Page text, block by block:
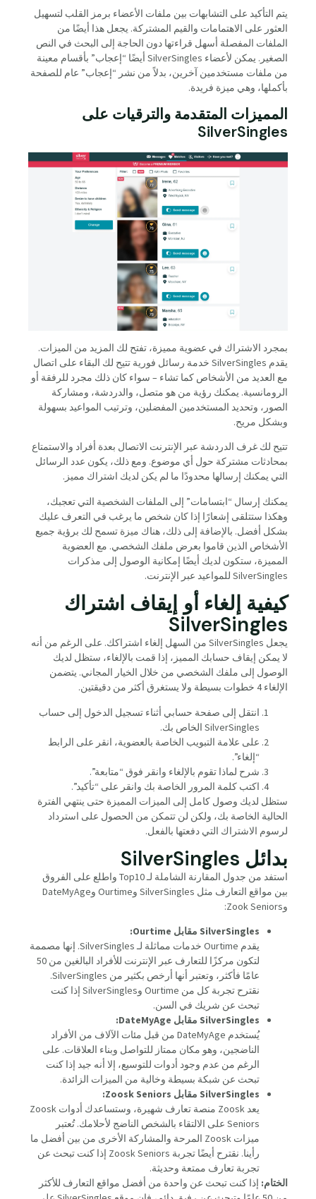
يتم التأكيد على التشابهات بين ملفات الأعضاء برمز القلب لتسهيل
العثور على الاهتمامات والقيم المشتركة. يجعل هذا أيضًا من
الملفات المفصلة أسهل قراءتها دون الحاجة إلى البحث في النص
الصغير. يمكن لأعضاء SilverSingles أيضًا “إعجاب” بأقسام معينة
من ملفات مستخدمين آخرين، بدلاً من نشر “إعجاب” عام للصفحة
بأكملها، وهي ميزة فريدة.
المميزات المتقدمة والترقيات على
SilverSingles
بمجرد الاشتراك في عضوية مميزة، تفتح لك المزيد من الميزات.
يقدم SilverSingles خدمة رسائل فورية تتيح لك البقاء على اتصال
مع العديد من الأشخاص كما تشاء – سواء كان ذلك مجرد للرفقة أو
الرومانسية. يمكنك رؤية من هو متصل، والدردشة، ومشاركة
الصور، وتحديد المستخدمين المفضلين، وترتيب المواعيد بسهولة
وبشكل مريح.
تتيح لك غرف الدردشة عبر الإنترنت الاتصال بعدة أفراد والاستمتاع
بمحادثات مشتركة حول أي موضوع. ومع ذلك، يكون عدد الرسائل
التي يمكنك إرسالها محدودًا ما لم يكن لديك اشتراك مميز.
يمكنك إرسال “ابتسامات” إلى الملفات الشخصية التي تعجبك،
وهكذا ستتلقى إشعارًا إذا كان شخص ما يرغب في التعرف عليك
بشكل أفضل. بالإضافة إلى ذلك، هناك ميزة تسمح لك برؤية جميع
الأشخاص الذين قاموا بعرض ملفك الشخصي. مع العضوية
المميزة، ستكون لديك أيضًا إمكانية الوصول إلى مذكرات
SilverSingles للمواعيد عبر الإنترنت.
كيفية إلغاء أو إيقاف اشتراك
SilverSingles
يجعل SilverSingles من السهل إلغاء اشتراكك. على الرغم من أنه
لا يمكن إيقاف حسابك المميز، إذا قمت بالإلغاء، ستظل لديك
الوصول إلى ملفك الشخصي من خلال الخيار المجاني. يتضمن
الإلغاء 4 خطوات بسيطة ولا يستغرق أكثر من دقيقتين.
انتقل إلى صفحة حسابي أثناء تسجيل الدخول إلى حساب
SilverSingles الخاص بك.
على علامة التبويب الخاصة بالعضوية، انقر على الرابط
“إلغاء”.
شرح لماذا تقوم بالإلغاء وانقر فوق “متابعة”.
اكتب كلمة المرور الخاصة بك وانقر على “تأكيد”.
ستظل لديك وصول كامل إلى الميزات المميزة حتى ينتهي الفترة
الحالية الخاصة بك، ولكن لن تتمكن من الحصول على استرداد
لرسوم الاشتراك التي دفعتها بالفعل.
بدائل SilverSingles
استفد من جدول المقارنة الشاملة لـ Top10 واطلع على الفروق
بين مواقع التعارف مثل SilverSingles وOurtime وDateMyAge
وZook Seniors:
SilverSingles مقابل Ourtime:
يقدم Ourtime خدمات مماثلة لـ SilverSingles. إنها مصممة
لتكون مركزًا للتعارف عبر الإنترنت للأفراد البالغين من 50
عامًا فأكثر، وتعتبر أنها أرخص بكثير من SilverSingles.
نقترح تجربة كل من Ourtime وSilverSingles إذا كنت
تبحث عن شريك في السن.
SilverSingles مقابل DateMyAge:
يُستخدم DateMyAge من قبل مئات الآلاف من الأفراد
الناضجين، وهو مكان ممتاز للتواصل وبناء العلاقات. على
الرغم من عدم وجود أدوات للتوسيع، إلا أنه جيد إذا كنت
تبحث عن شبكة بسيطة وخالية من الميزات الزائدة.
SilverSingles مقابل Zoosk Seniors:
يعد Zoosk منصة تعارف شهيرة، وستساعدك أدوات Zoosk
Seniors على الالتقاء بالشخص الناضج لأحلامك. تُعتبر
ميزات Zoosk المرحة والمشاركة الأخرى من بين أفضل ما
رأينا. نقترح أيضًا تجربة Zoosk Seniors إذا كنت تبحث عن
تجربة تعارف ممتعة وحديثة.
الختام: إذا كنت تبحث عن واحدة من أفضل مواقع التعارف للأكثر